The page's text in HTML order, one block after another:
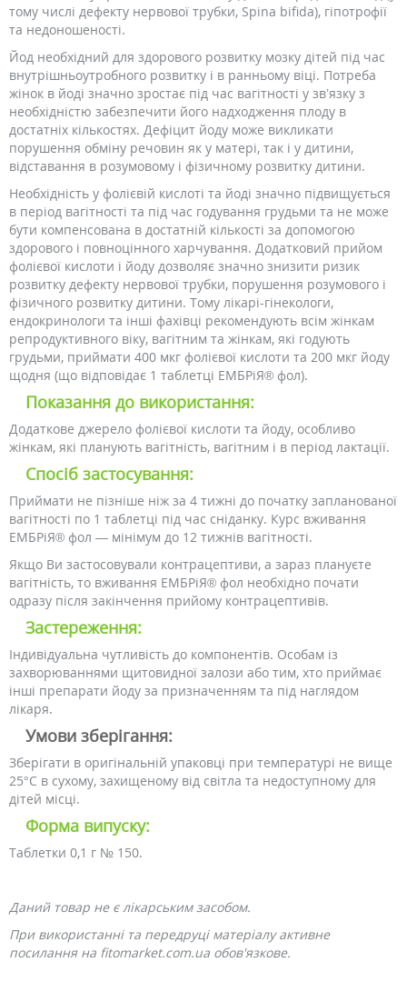
тому числі дефекту нервової трубки, Spina bifida), гіпотрофії
та недоношеності.
Йод необхідний для здорового розвитку мозку дітей під час
внутрішньоутробного розвитку і в ранньому віці. Потреба
жінок в йоді значно зростає під час вагітності у зв’язку з
необхідністю забезпечити його надходження плоду в
достатніх кількостях. Дефіцит йоду може викликати
порушення обміну речовин як у матері, так і у дитини,
відставання в розумовому і фізичному розвитку дитини.
Необхідність у фолієвій кислоті та йоді значно підвищується
в період вагітності та під час годування грудьми та не може
бути компенсована в достатній кількості за допомогою
здорового і повноцінного харчування. Додатковий прийом
фолієвої кислоти і йоду дозволяє значно знизити ризик
розвитку дефекту нервової трубки, порушення розумового і
фізичного розвитку дитини. Тому лікарі-гінекологи,
ендокринологи та інші фахівці рекомендують всім жінкам
репродуктивного віку, вагітним та жінкам, які годують
грудьми, приймати 400 мкг фолієвої кислоти та 200 мкг йоду
щодня (що відповідає 1 таблетці ЕМБРіЯ® фол).
Показання до використання:
Додаткове джерело фолієвої кислоти та йоду, особливо
жінкам, які планують вагітність, вагітним і в період лактації.
Спосіб застосування:
Приймати не пізніше ніж за 4 тижні до початку запланованої
вагітності по 1 таблетці під час сніданку. Курс вживання
ЕМБРіЯ® фол — мінімум до 12 тижнів вагітності.
Якщо Ви застосовували контрацептиви, а зараз плануєте
вагітність, то вживання ЕМБРіЯ® фол необхідно почати
одразу після закінчення прийому контрацептивів.
Застереження:
Індивідуальна чутливість до компонентів. Особам із
захворюваннями щитовидної залози або тим, хто приймає
інші препарати йоду за призначенням та під наглядом
лікаря.
Умови зберігання:
Зберігати в оригінальній упаковці при температурі не вище
25°C в сухому, захищеному від світла та недоступному для
дітей місці.
Форма випуску:
Таблетки 0,1 г № 150.
Даний товар не є лікарським засобом.
При використанні та передруці матеріалу активне
посилання на fitomarket.com.ua обов'язкове.